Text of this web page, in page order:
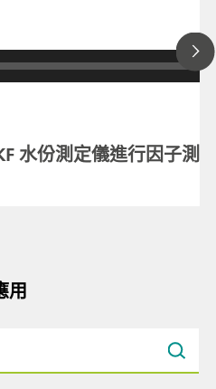
水份測定儀進行因子測
用